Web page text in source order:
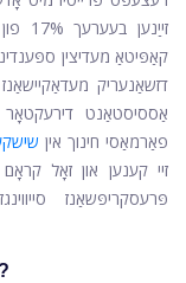
קאַפּיטאַ מעדיצין
פאַרמאַסי חינוך אין
זיי קענען און זאָל
פּרעסקריפּשאַנז
וויאַזוי אַרבעט אַ